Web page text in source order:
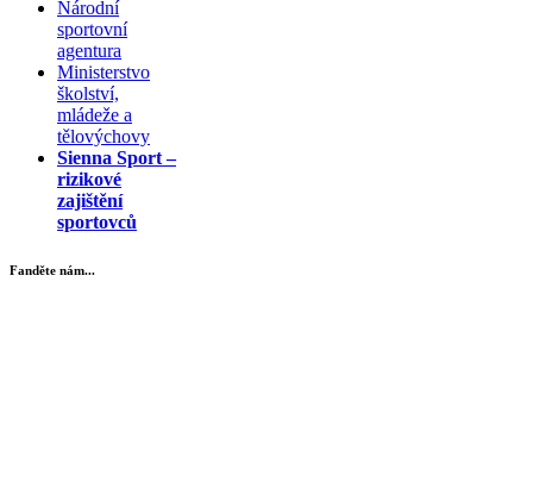
Národní
sportovní
agentura
Ministerstvo
školství,
mládeže a
tělovýchovy
Sienna Sport –
rizikové
zajištění
sportovců
Fanděte nám...